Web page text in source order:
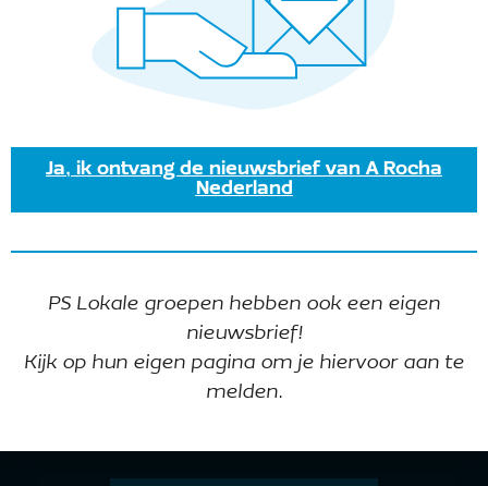
We organiseren twee veldkerken dit najaar.
Dus niet binnen, maar buiten! Meer
Ja, ik ontvang de nieuwsbrief van A Rocha
Nederland
PS Lokale groepen hebben ook een eigen
nieuwsbrief!
Kijk op hun eigen pagina om je hiervoor aan te
melden.